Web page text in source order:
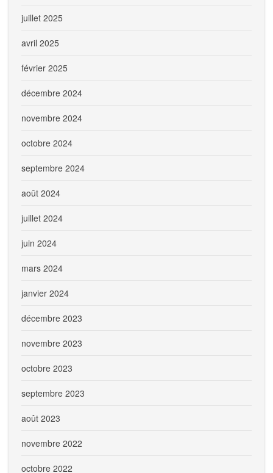
juillet 2025
avril 2025
février 2025
décembre 2024
novembre 2024
octobre 2024
septembre 2024
août 2024
juillet 2024
juin 2024
mars 2024
janvier 2024
décembre 2023
novembre 2023
octobre 2023
septembre 2023
août 2023
novembre 2022
octobre 2022